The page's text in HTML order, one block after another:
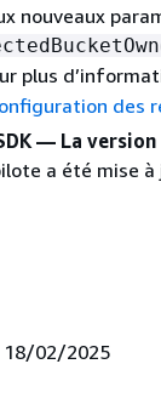
nouveaux
plus
des
— La version
a été mise à
18/02/2025